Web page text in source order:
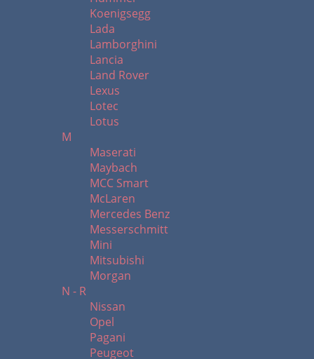
Koenigsegg
Lada
Lamborghini
Lancia
Land Rover
Lexus
Lotec
Lotus
M
Maserati
Maybach
MCC Smart
McLaren
Mercedes Benz
Messerschmitt
Mini
Mitsubishi
Morgan
N - R
Nissan
Opel
Pagani
Peugeot